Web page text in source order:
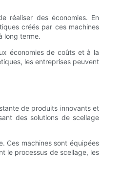
réaliser des économies. En
créés par ces machines
long terme.
économies de coûts et à la
les entreprises peuvent
de produits innovants et
des solutions de scellage
Ces machines sont équipées
le processus de scellage, les